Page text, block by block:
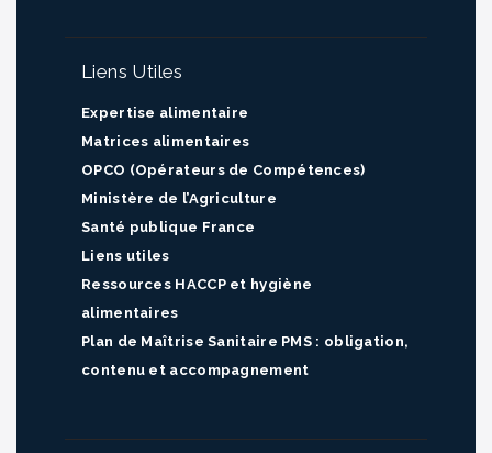
Liens Utiles
Expertise alimentaire
Matrices alimentaires
OPCO (Opérateurs de Compétences)
Ministère de l’Agriculture
Santé publique France
Liens utiles
Ressources HACCP et hygiène
alimentaires
Plan de Maîtrise Sanitaire PMS : obligation,
contenu et accompagnement